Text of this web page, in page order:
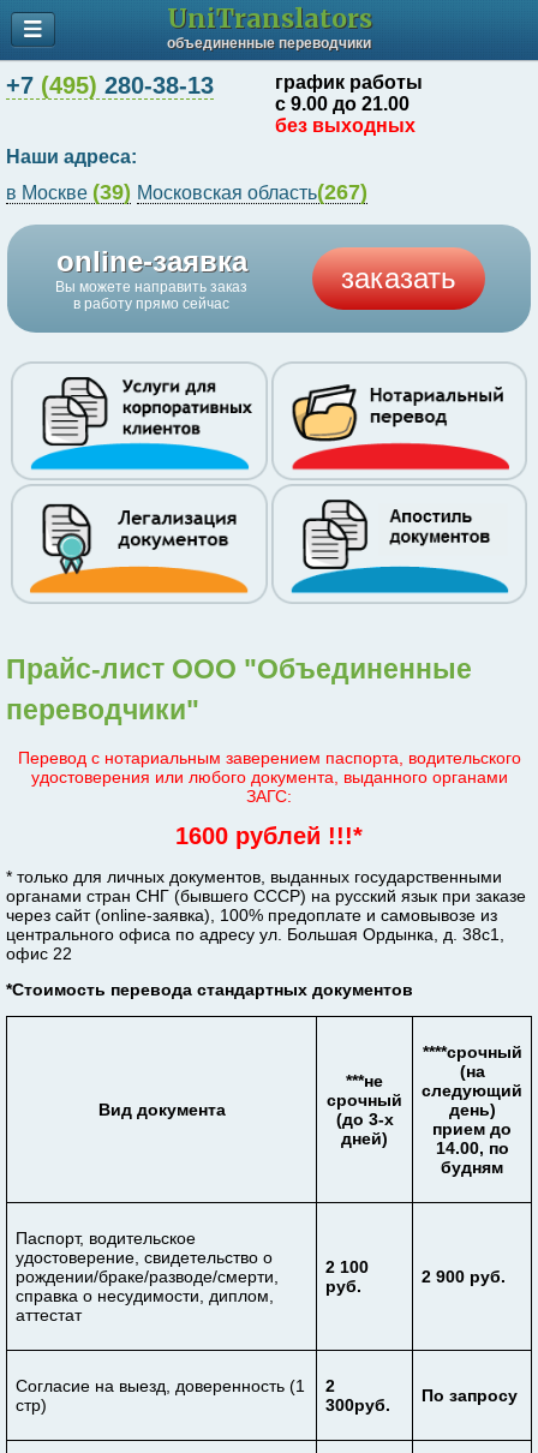
+7 (495) 280-38-13
график работы
с 9.00 до 21.00
без выходных
Наши адреса:
в Москве (39) Московская область(267)
online-заявка
Вы можете направить заказ
в работу прямо сейчас
заказать
Прайс-лист ООО "Объединенные
переводчики"
Перевод с нотариальным заверением паспорта, водительского
удостоверения или любого документа, выданного органами
ЗАГС:
1600 рублей !!!*
* только для личных документов, выданных государственными
органами стран СНГ (бывшего СССР) на русский язык при заказе
через сайт (online-заявка), 100% предоплате и самовывозе из
центрального офиса по адресу ул. Большая Ордынка, д. 38с1,
офис 22
*Стоимость перевода стандартных документов
Вид документа
***не
срочный
(до 3-х
дней)
****срочный
(на
следующий
день)
прием до
14.00, по
будням
Паспорт, водительское
удостоверение, свидетельство о
рождении/браке/разводе/смерти,
справка о несудимости, диплом,
аттестат
2 100
руб.
2 900 руб.
Согласие на выезд, доверенность (1
стр)
2
300руб.
По запросу
UniTranslators
объединенные переводчики